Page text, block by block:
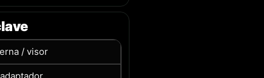
/ visor